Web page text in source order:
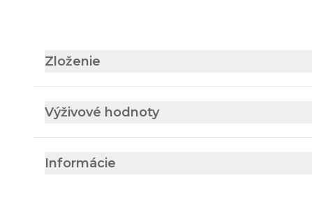
Zloženie
Výživové hodnoty
Informácie